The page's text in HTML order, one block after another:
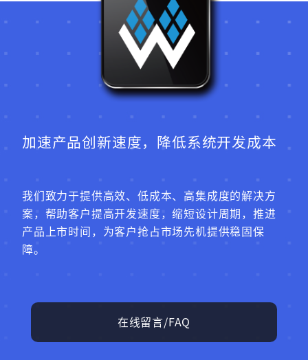
加速产品创新速度，降低系统开发成本
我们致力于提供高效、低成本、高集成度的解决方
案，帮助客户提高开发速度，缩短设计周期，推进
产品上市时间，为客户抢占市场先机提供稳固保
障。
在线留言/FAQ